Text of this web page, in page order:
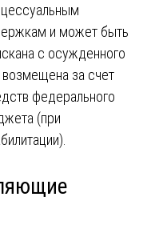
и может быть
с осужденного
возмещена за счет
федерального
(при